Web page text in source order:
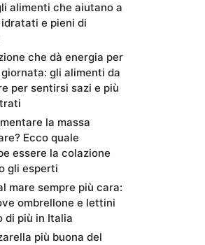
alimenti che aiutano a
e pieni di
che dà energia per
gli alimenti da
per sentirsi sazi e più
la massa
Ecco quale
essere la colazione
gli esperti
mare sempre più cara:
ombrellone e lettini
di più in Italia
più buona del